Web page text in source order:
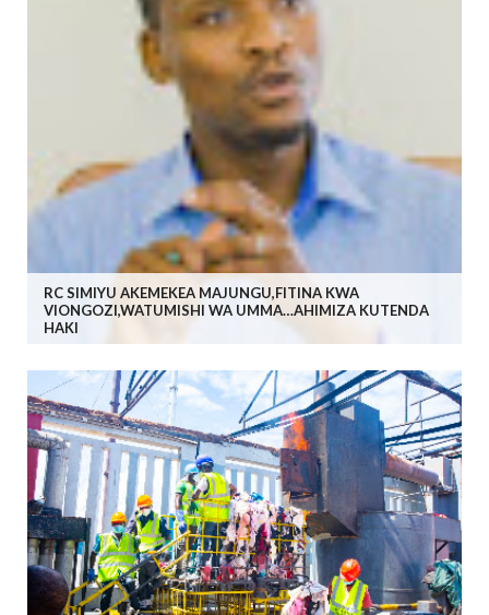
RC SIMIYU AKEMEKEA MAJUNGU,FITINA KWA
VIONGOZI,WATUMISHI WA UMMA…AHIMIZA KUTENDA
HAKI